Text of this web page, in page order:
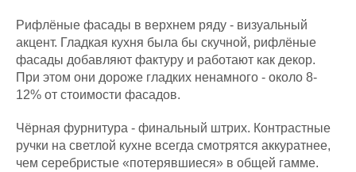
Рифлёные фасады в верхнем ряду - визуальный
акцент. Гладкая кухня была бы скучной, рифлёные
фасады добавляют фактуру и работают как декор.
При этом они дороже гладких ненамного - около 8-
12% от стоимости фасадов.
Чёрная фурнитура - финальный штрих. Контрастные
ручки на светлой кухне всегда смотрятся аккуратнее,
чем серебристые «потерявшиеся» в общей гамме.